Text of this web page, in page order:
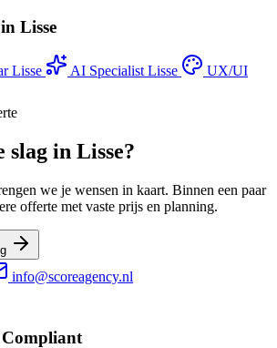
Lisse
Lisse AI Specialist Lisse
UX/UI
slag in Lisse?
we je wensen in kaart. Binnen een paar
offerte met vaste prijs en planning.
info@scoreagency.nl